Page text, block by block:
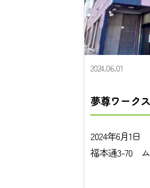
2024.06.01
夢尊ワーク
2024年6月1
福本通3-70